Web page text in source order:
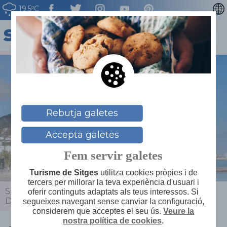
19.5ºC
ENGLISH
ESPAÑOL
FRANÇAIS
Sitges > Actualitat > Agenda > Els cavalls al parc -
Dia Europeu dels Parcs
Rebutja galetes
Accepta galetes
Fem servir galetes
Turisme de Sitgesutilitza cookies pròpies i de
tercers per millorar la teva experiència d'usuari i
oferir continguts adaptats als teus interessos. Si
segueixes navegant sense canviar la configuració,
considerem que acceptes el seu ús.Veure la
nostra política de cookies.